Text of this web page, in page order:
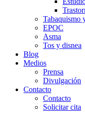
Tabaquismo
EPOC
Asma
Tos y disnea
Blog
Medios
Prensa
Divulgación
Contacto
Contacto
Solicitar cita